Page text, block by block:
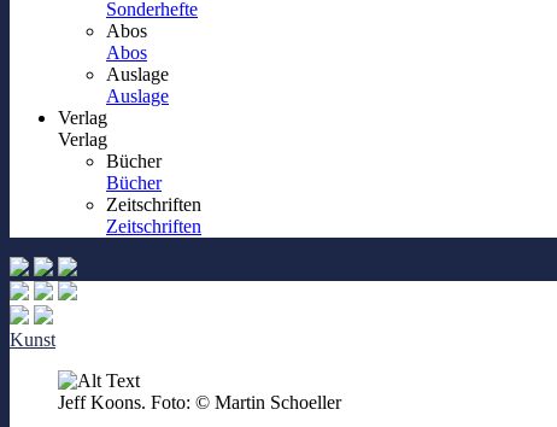
Sonderhefte
Abos
Abos
Auslage
Auslage
Verlag
Verlag
Bücher
Bücher
Zeitschriften
Zeitschriften
Kunst
Jeff Koons. Foto: © Martin Schoeller